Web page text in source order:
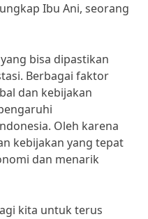
Ibu Ani, seorang
bisa dipastikan
Berbagai faktor
dan kebijakan
Oleh karena
kebijakan yang tepat
dan menarik
kita untuk terus